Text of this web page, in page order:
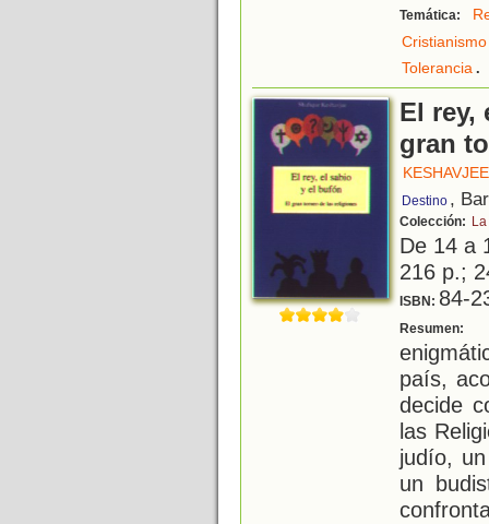
Temática:
Cristianismo
Tolerancia.
El
gran
Destino ,
Colección:
De 14 a
216 p.;
ISBN: 84-
Resumen:
país,
decide
las
judío,
un